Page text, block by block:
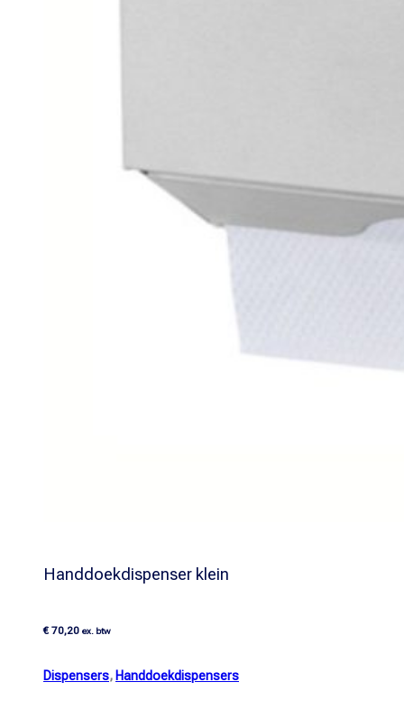
Handdoekdispenser klein
€ 70,20 ex. btw
Dispensers, Handdoekdispensers